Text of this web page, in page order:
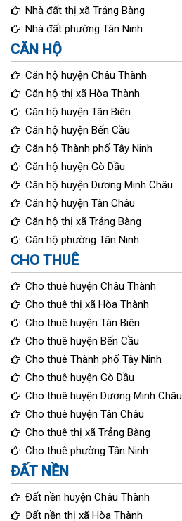
Nhà đất thị xã Trảng Bàng
Nhà đất phường Tân Ninh
CĂN HỘ
Căn hộ huyện Châu Thành
Căn hộ thị xã Hòa Thành
Căn hộ huyện Tân Biên
Căn hộ huyện Bến Cầu
Căn hộ Thành phố Tây Ninh
Căn hộ huyện Gò Dầu
Căn hộ huyện Dương Minh Châu
Căn hộ huyện Tân Châu
Căn hộ thị xã Trảng Bàng
Căn hộ phường Tân Ninh
CHO THUÊ
Cho thuê huyện Châu Thành
Cho thuê thị xã Hòa Thành
Cho thuê huyện Tân Biên
Cho thuê huyện Bến Cầu
Cho thuê Thành phố Tây Ninh
Cho thuê huyện Gò Dầu
Cho thuê huyện Dương Minh Châu
Cho thuê huyện Tân Châu
Cho thuê thị xã Trảng Bàng
Cho thuê phường Tân Ninh
ĐẤT NỀN
Đất nền huyện Châu Thành
Đất nền thị xã Hòa Thành